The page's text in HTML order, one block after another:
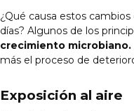
¿Qué causa estos
días? Algunos de los
crecimiento microbiano.
más el proceso de
Exposición al aire